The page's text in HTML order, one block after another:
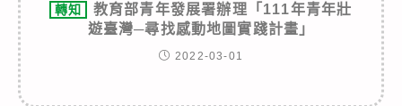
轉知
教育部青年發展署辦理「111年青年壯
遊臺灣─尋找感動地圖實踐計畫」
2022-03-01